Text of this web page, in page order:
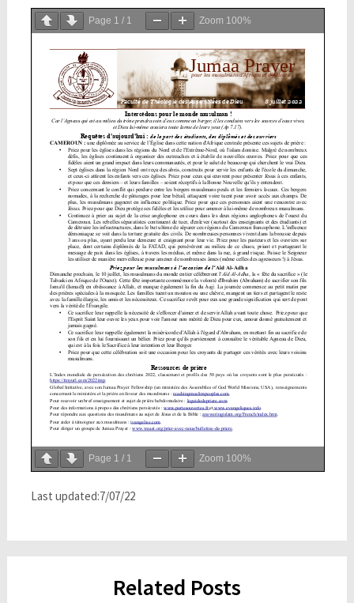
Page 1 / 1 Zoom 100%
Page 1 / 1 Zoom 100%
Last updated:7/07/22
Related Posts